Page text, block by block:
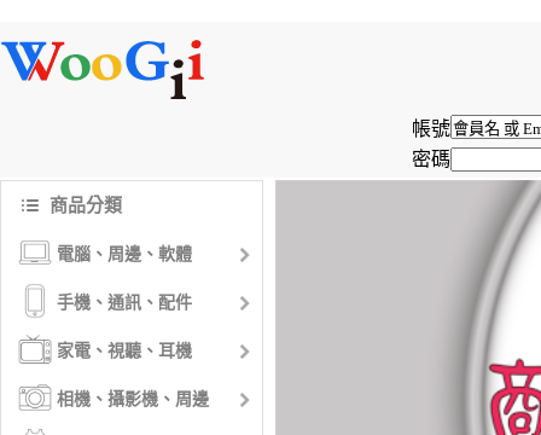
帳號
密碼
商品分類
電腦、周邊、軟體
手機、通訊、配件
家電、視聽、耳機
相機、攝影機、周邊